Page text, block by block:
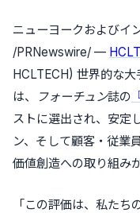
ニューヨークおよびイ
/PRNewswire/ —
HCLTECH) 世界的な
は、
フォーチュン誌の
ストに選出され、安定
ン、そして顧客・従業
価値創造への取り組み
「この評価は、私た